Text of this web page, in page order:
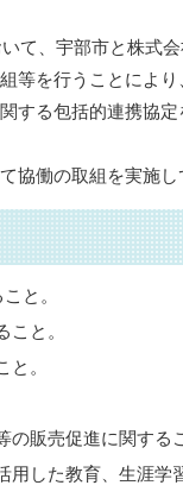
て、宇部市と株式
等を行うことによ
する包括的連携協
協働の取組を実施
と。
と。
。
の販売促進に関する
用した教育、生涯学